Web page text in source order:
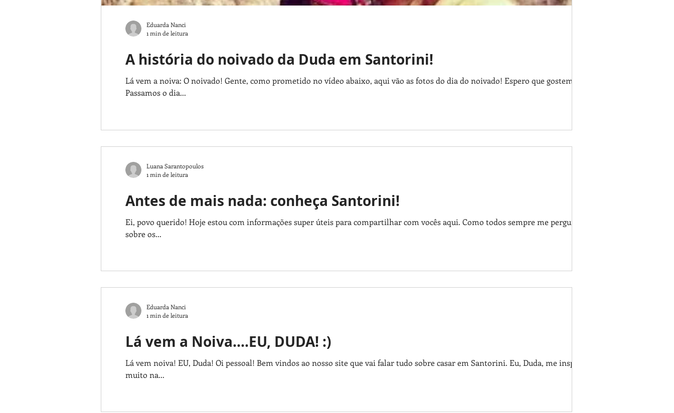
A história do noivado da Duda em Santorini!
Lá vem a noiva: O noivado! Gente, como prometido no vídeo abaixo, aqui vão as fotos do dia do noivado! Espero que gostem!
Passamos o dia...
Eduarda Nanci
1 min de leitura
Antes de mais nada: conheça Santorini!
Ei, povo querido! Hoje estou com informações super úteis para compartilhar com vocês aqui. Como todos sempre me perguntam
sobre os...
Luana Sarantopoulos
1 min de leitura
Lá vem a Noiva....EU, DUDA! :)
Lá vem noiva! EU, Duda! Oi pessoal! Bem vindos ao nosso site que vai falar tudo sobre casar em Santorini. Eu, Duda, me inspirei
muito na...
Eduarda Nanci
1 min de leitura